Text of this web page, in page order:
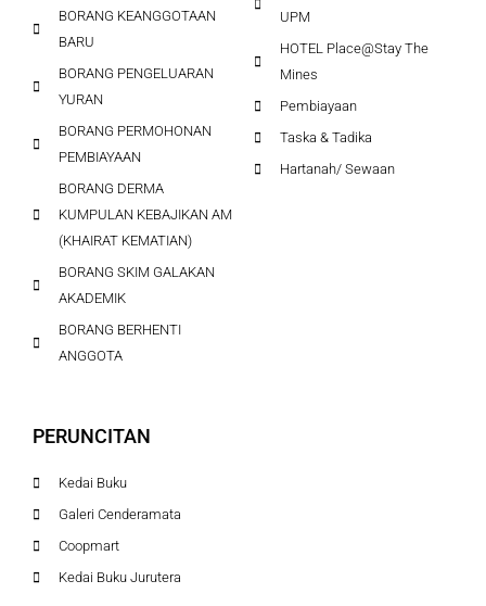
BORANG KEANGGOTAAN
BARU
BORANG PENGELUARAN
YURAN
BORANG PERMOHONAN
PEMBIAYAAN
BORANG DERMA
KUMPULAN KEBAJIKAN AM
(KHAIRAT KEMATIAN)
BORANG SKIM GALAKAN
AKADEMIK
BORANG BERHENTI
ANGGOTA
UPM
HOTEL Place@Stay The
Mines
Pembiayaan
Taska & Tadika
Hartanah/ Sewaan
PERUNCITAN
Kedai Buku
Galeri Cenderamata
Coopmart
Kedai Buku Jurutera